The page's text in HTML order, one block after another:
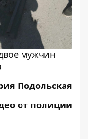
мужчин
Подольская
от полиции